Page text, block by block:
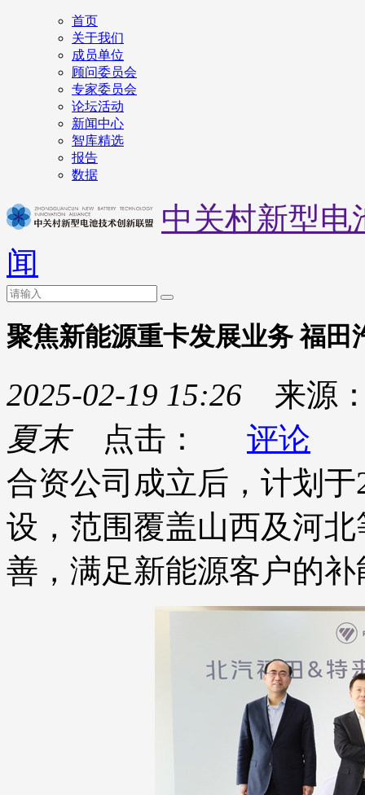
首页
关于我们
成员单位
顾问委员会
专家委员会
论坛活动
新闻中心
智库精选
报告
数据
中关村新型电
闻
聚焦新能源重卡发展业务 福
2025-02-19 15:26 来源
夏末点击：
评论
合资公司成立后，计划
设，范围覆盖山西及河
善，满足新能源客户的